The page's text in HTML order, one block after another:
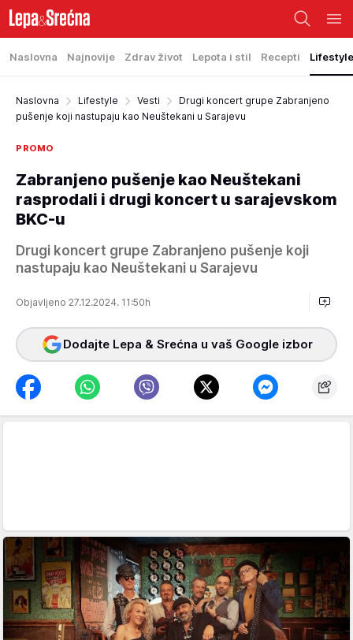
Naslovna Najnovije Zdrav život Lepota i stil Recepti Lifestyle
Naslovna Lifestyle Vesti
Drugi koncert grupe Zabranjeno
pušenje koji nastupaju kao Neuštekani u Sarajevu
PROMO
Zabranjeno pušenje kao Neuštekani
rasprodali i drugi koncert u sarajevskom
BKC-u
Drugi koncert grupe Zabranjeno pušenje koji
nastupaju kao Neuštekani u Sarajevu
Objavljeno 27.12.2024. 11:50h
Dodajte Lepa & Srećna u vaš Google izbor